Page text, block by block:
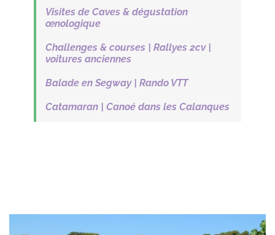
Visites de Caves & dégustation
œnologique
Challenges & courses | Rallyes 2cv |
voitures anciennes
Balade en Segway | Rando VTT
Catamaran | Canoé dans les Calanques